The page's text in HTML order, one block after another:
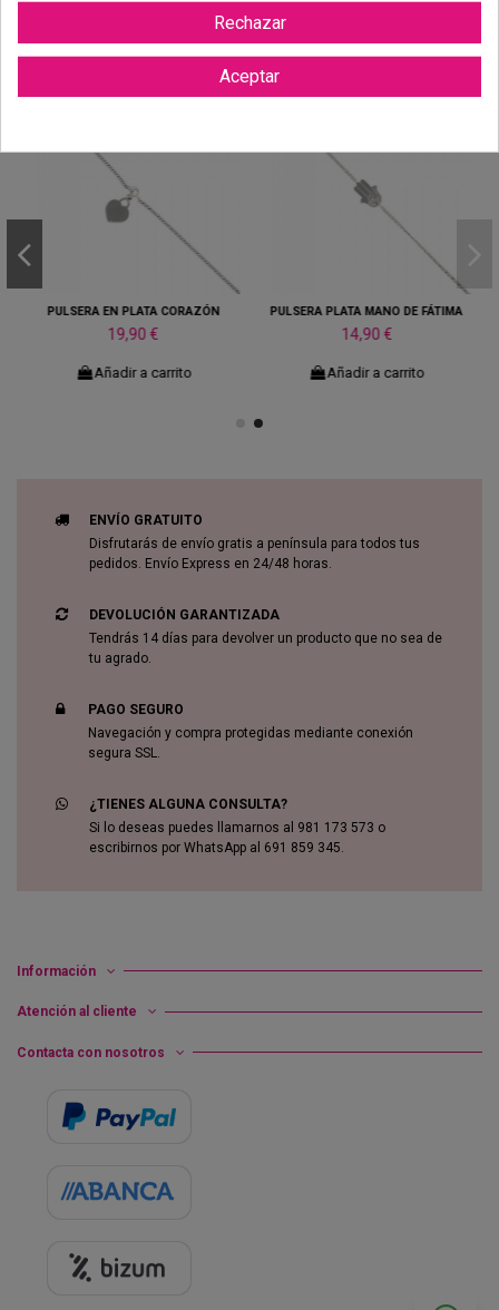
También podría gustarte
PULSERA EN PLATA CORAZÓN
19,90 €
Añadir a carrito
PULSERA PLATA MANO DE FÁTIMA
14,90 €
Añadir a carrito
ENVÍO GRATUITO
Disfrutarás de envío gratis a península para todos tus
pedidos. Envío Express en 24/48 horas.
DEVOLUCIÓN GARANTIZADA
Tendrás 14 días para devolver un producto que no sea de
tu agrado.
PAGO SEGURO
Navegación y compra protegidas mediante conexión
segura SSL.
¿TIENES ALGUNA CONSULTA?
Si lo deseas puedes llamarnos al 981 173 573 o
escribirnos por WhatsApp al 691 859 345.
Información
Atención al cliente
Contacta con nosotros
Rechazar
Aceptar